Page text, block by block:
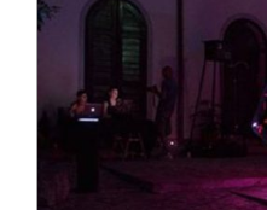
content